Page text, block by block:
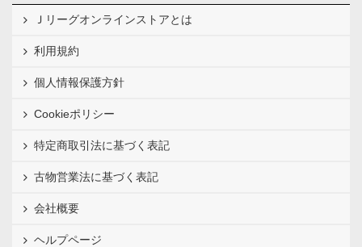
Ｊリーグオンラインストアとは
利用規約
個人情報保護方針
Cookieポリシー
特定商取引法に基づく表記
古物営業法に基づく表記
会社概要
ヘルプページ